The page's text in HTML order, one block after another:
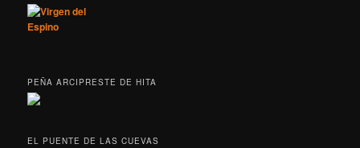
PEÑA ARCIPRESTE DE HITA
EL PUENTE DE LAS CUEVAS